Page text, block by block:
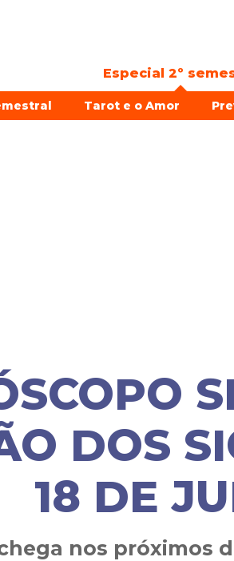
Especial 2º
Tarot e o Amor
DOS
18 DE
nos próximos